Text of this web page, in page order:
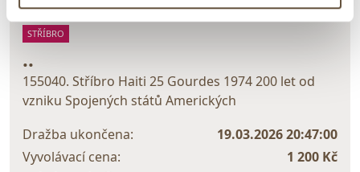
> zpět na aukční výsledky
STŘÍBRO
..
155040. Stříbro Haiti 25 Gourdes 1974 200 let od
vzniku Spojených států Amerických
Dražba ukončena:
19.03.2026 20:47:00
Vyvolávací cena:
1 200 Kč